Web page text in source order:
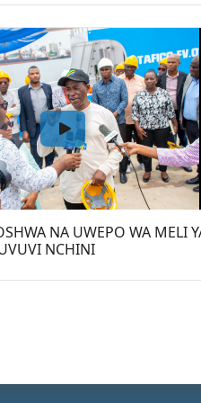
NA UWEPO WA MELI
NCHINI